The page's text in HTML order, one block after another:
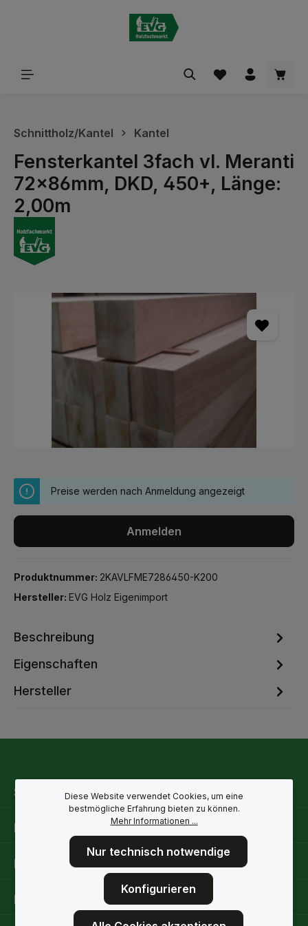
Schnittholz/Kantel Kantel
Fensterkantel 3fach vl. Meranti
72x86mm, DKD, 450+, Länge:
2,00m
Bildergalerie überspringen
Preise werden nach Anmeldung angezeigt
Anmelden
Produktnummer: 2KAVLFME7286450-K200
Hersteller: EVG Holz Eigenimport
Beschreibung
Eigenschaften
Hersteller
Service-Hotline
Rechtliche Hinweise
Informationen
Folge uns
Diese Website verwendet Cookies, um eine
bestmögliche Erfahrung bieten zu können.
Mehr Informationen ...
Nur technisch notwendige
Konfigurieren